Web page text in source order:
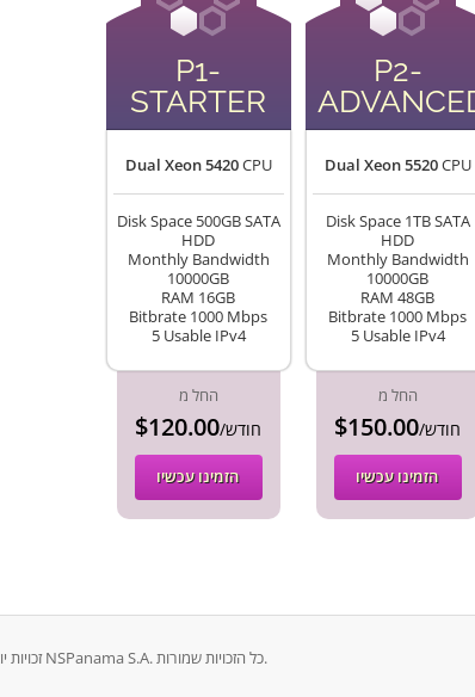
P1-
STARTER
Dual Xeon 5420CPU
Disk Space 500GB SATA
HDD
Monthly Bandwidth
10000GB
RAM 16GB
Bitbrate 1000 Mbps
5 Usable IPv4
החל מ
$120.00 /חודש
הזמינו עכשיו
P2-
Dual Xeon 5520CPU
Disk Space 1TB SATA
HDD
Monthly Bandwidth
10000GB
RAM 48GB
Bitbrate 1000 Mbps
5 Usable IPv4
החל מ
$150.00 /חודש
הזמינו עכשיו
זכויות יוצרים © 2026 NSPanama S.A. כל הזכויות שמורות.